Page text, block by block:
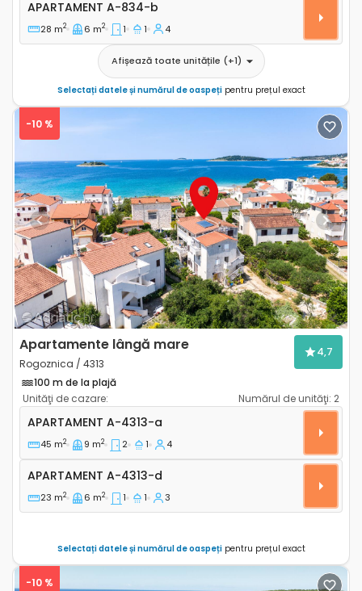
APARTAMENT A-834-b
28 m2 6 m2 1 1 4
Afișează toate unitățile (+1)
Selectați datele și numărul de oaspețipentru prețul exact
Previous Next
-10 %
Apartamente lângă mare
Rogoznica / 4313
4,7
100 m de la plajă
Unităţi de cazare:
Numărul de unităţi: 2
Apartament cu două camere Rogoznica A-4313-a
APARTAMENT A-4313-a
45 m2 9 m2 2 1 4
Apartament A-4313-d
APARTAMENT A-4313-d
23 m2 6 m2 1 1 3
Selectați datele și numărul de oaspețipentru prețul exact
-10 %